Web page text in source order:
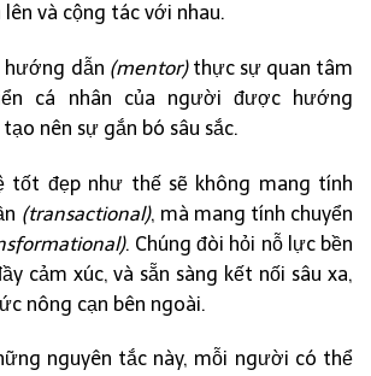
và cộng tác với nhau.
dẫn (mentor)thực sự quan tâm
cá nhân của người được hướng
tạo nên sự gắn bó sâu sắc.
tốt đẹp như thế sẽ không mang tính
(transactional), mà mang tính chuyển
. Chúng đòi hỏi nỗ lực bền
cảm xúc, và sẵn sàng kết nối sâu xa,
nông cạn bên ngoài.
nguyên tắc này, mỗi người có thể